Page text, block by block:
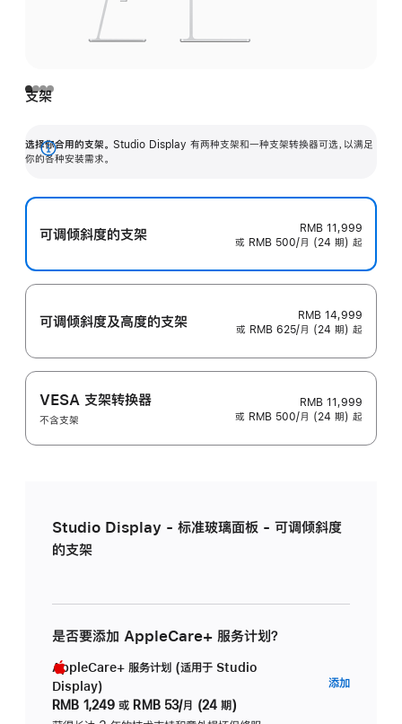
支架
选择你合用的支架。 Studio Display 有两种支架和一种支架转换器可选，以满足
你的各种安装需求。
展
可调倾斜度的支架
RMB 11,999
或 RMB 500/月 (24 期) 起
可调倾斜度及高‍度的支‍架
RMB 14,999
或 RMB 625/月 (24 期) 起
VESA 支架转换器
不含支架
RMB 11,999
或 RMB 500/月 (24 期) 起
Studio Display - 标准玻璃面板 - 可调倾斜度
的支架
是否要添加 AppleCare+ 服务计划？
AppleCare+ 服务计划 (适用于 Studio
Display)
RMB 1,249 或 RMB 53/月 (24 期)
添加